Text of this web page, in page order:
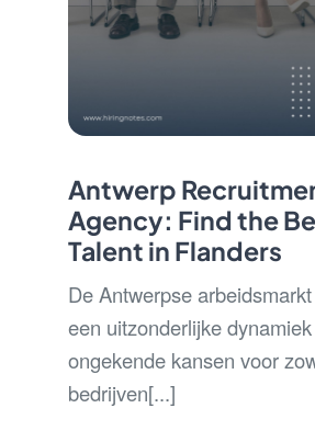
Antwerp
Agency: Find the
Talent in Flanders
De Antwerpse
een uitzonderlijke
ongekende kansen voor
bedrijven[...]